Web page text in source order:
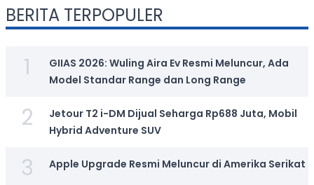
BERITA TERPOPULER
1
GIIAS 2026: Wuling Aira Ev Resmi Meluncur, Ada
Model Standar Range dan Long Range
2
Jetour T2 i-DM Dijual Seharga Rp688 Juta, Mobil
Hybrid Adventure SUV
3 Apple Upgrade Resmi Meluncur di Amerika Serikat